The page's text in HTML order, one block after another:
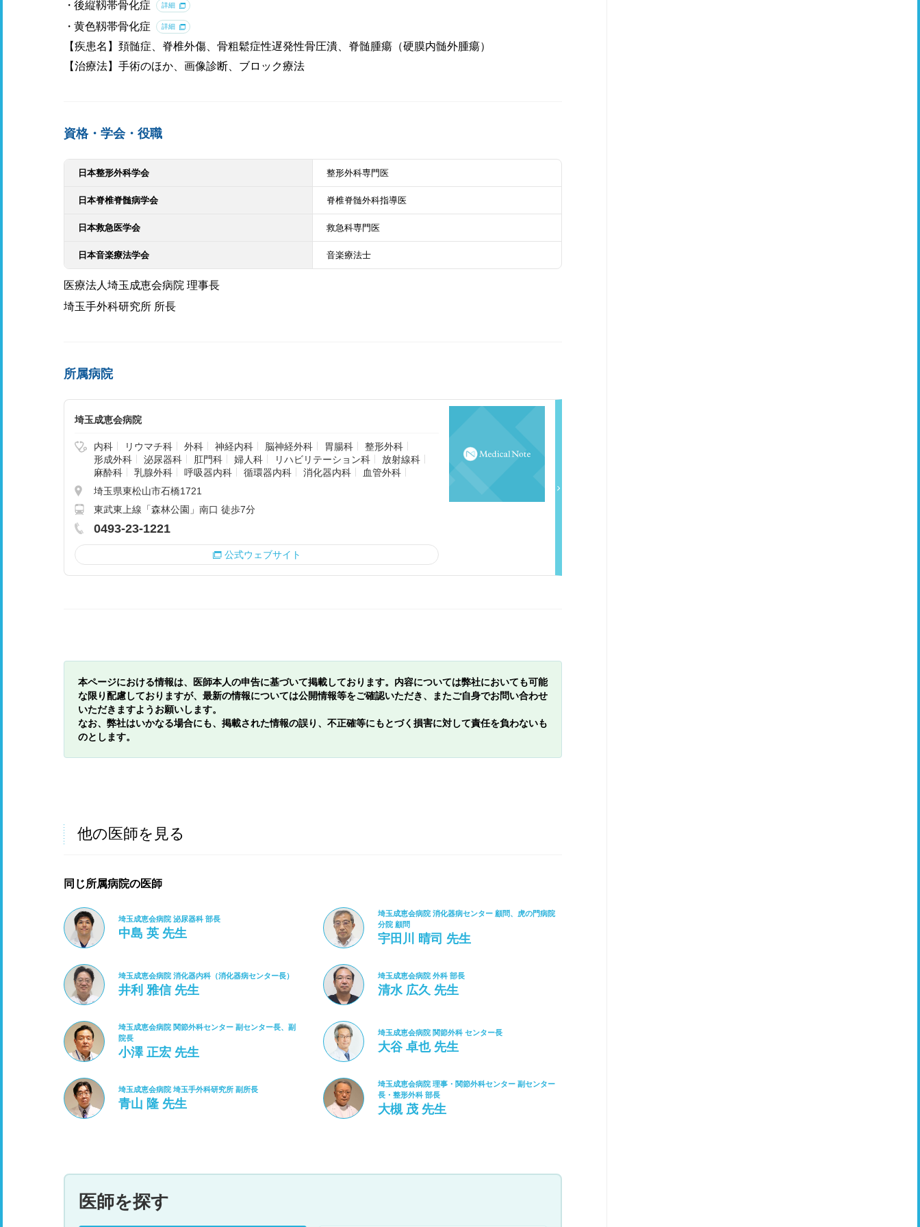
後縦靱帯骨化症 詳細
黄色靱帯骨化症 詳細
【疾患名】頚髄症、脊椎外傷、骨粗鬆症性遅発性骨圧潰、脊髄腫瘍（硬膜内髄外腫瘍）
【治療法】手術のほか、画像診断、ブロック療法
資格・学会・役職
日本整形外科学会 整形外科専門医
日本脊椎脊髄病学会 脊椎脊髄外科指導医
日本救急医学会 救急科専門医
日本音楽療法学会 音楽療法士
医療法人埼玉成恵会病院 理事長
埼玉手外科研究所 所長
所属病院
埼玉成恵会病院
内科 リウマチ科 外科 神経内科 脳神経外科 胃腸科
整形外科
形成外科
泌尿器科 肛門科 婦人科 リハビリテーション科
放射線科
麻酔科
乳腺外科 呼吸器内科 循環器内科 消化器内科
血管外科
埼玉県東松山市石橋1721
東武東上線「森林公園」南口 徒歩7分
0493-23-1221
公式ウェブサイト
本ページにおける情報は、医師本人の申告に基づいて掲載しております。内容については弊社においても可能
な限り配慮しておりますが、最新の情報については公開情報等をご確認いただき、またご自身でお問い合わせ
いただきますようお願いします。
なお、弊社はいかなる場合にも、掲載された情報の誤り、不正確等にもとづく損害に対して責任を負わないも
のとします。
他の医師を見る
同じ所属病院の医師
埼玉成恵会病院 泌尿器科 部長
中島 英 先生
埼玉成恵会病院 消化器病センター 顧問、虎の門病院
分院 顧問
宇田川 晴司 先生
埼玉成恵会病院 消化器内科（消化器病センター長）
井利 雅信 先生
埼玉成恵会病院 外科 部長
清水 広久 先生
埼玉成恵会病院 関節外科センター 副センター長、副
院長
小澤 正宏 先生
埼玉成恵会病院 関節外科 センター長
大谷 卓也 先生
埼玉成恵会病院 埼玉手外科研究所 副所長
青山 隆 先生
埼玉成恵会病院 理事・関節外科センター 副センター
長・整形外科 部長
大槻 茂 先生
医師を探す